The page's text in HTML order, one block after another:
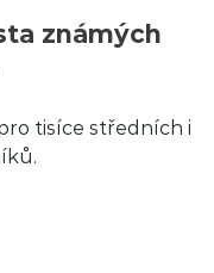
známých
tisíce středních i